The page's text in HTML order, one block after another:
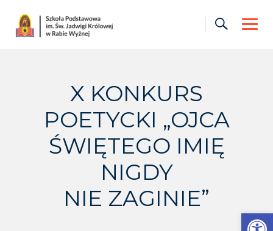
Otwórz pasek narzędzi
content
X KONKURS
POETYCKI „OJCA
ŚWIĘTEGO IMIĘ
NIGDY
NIE ZAGINIE”